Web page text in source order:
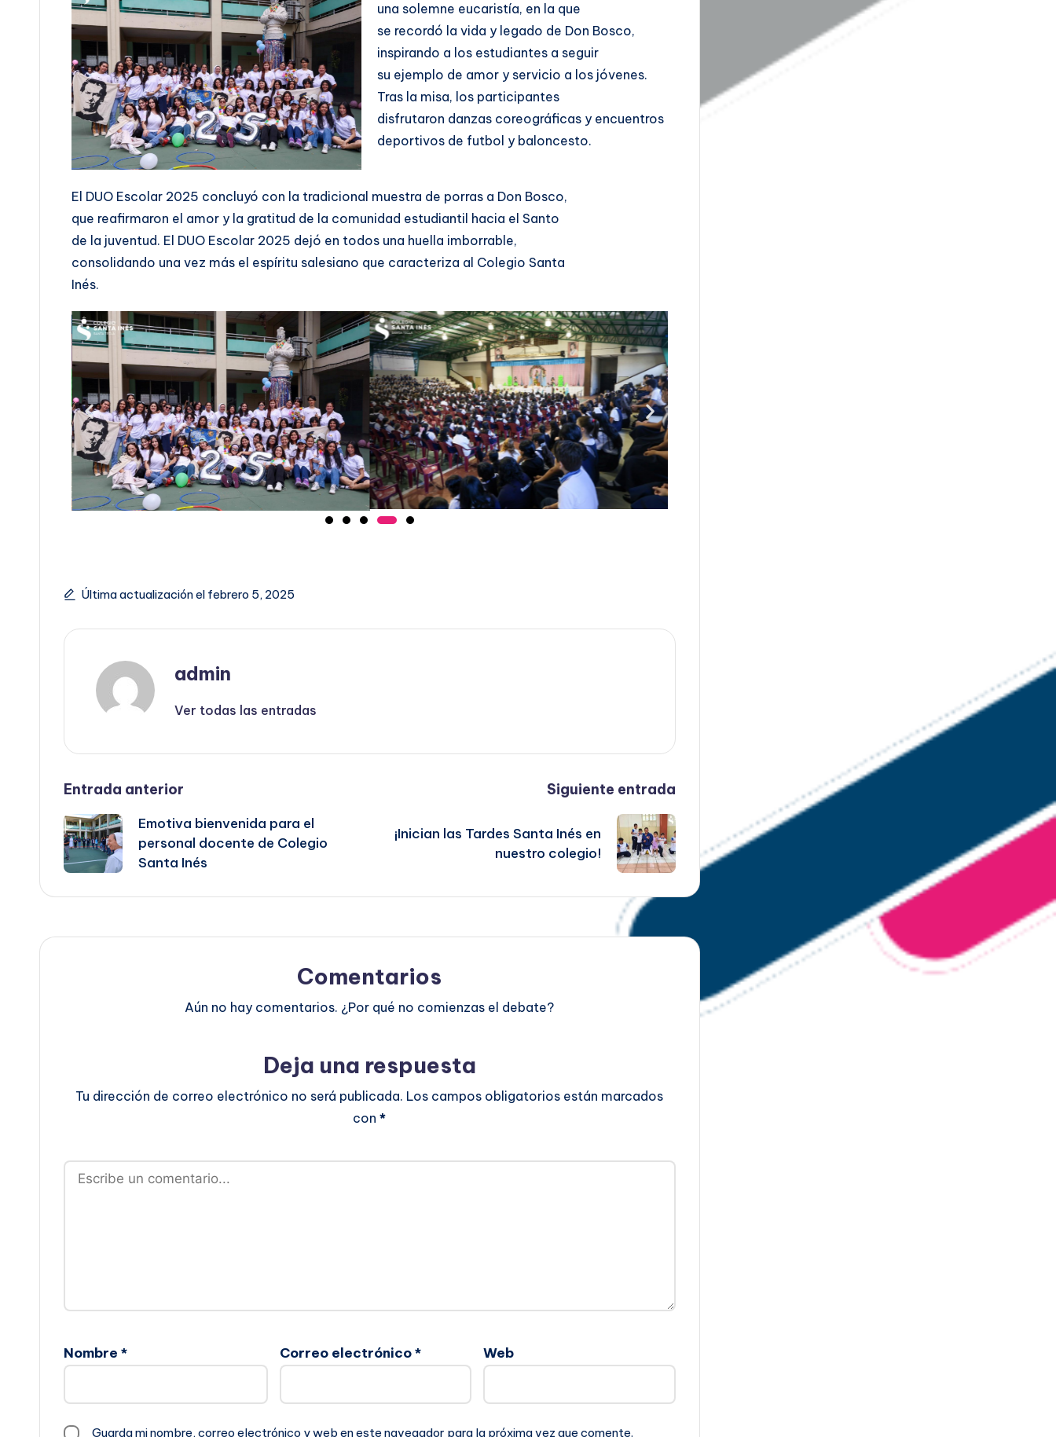
una solemne eucaristía, en la que
se recordó la vida y legado de Don Bosco,
inspirando a los estudiantes a seguir
su ejemplo de amor y servicio a los jóvenes.
Tras la misa, los participantes
disfrutaron danzas coreográficas y encuentros
deportivos de futbol y baloncesto.
El DUO Escolar 2025 concluyó con la tradicional muestra de porras a Don Bosco,
que reafirmaron el amor y la gratitud de la comunidad estudiantil hacia el Santo
de la juventud. El DUO Escolar 2025 dejó en todos una huella imborrable,
consolidando una vez más el espíritu salesiano que caracteriza al Colegio Santa
Inés.
Última actualización el febrero 5, 2025
admin
Ver todas las entradas
Entrada anterior
Emotiva bienvenida para el
personal docente de Colegio
Santa Inés
Siguiente entrada
¡Inician las Tardes Santa Inés en
nuestro colegio!
Comentarios
Aún no hay comentarios. ¿Por qué no comienzas el debate?
Deja una respuesta
Tu dirección de correo electrónico no será publicada. Los campos obligatorios están marcados
con*
Nombre * Correo electrónico* Web
Guarda mi nombre, correo electrónico y web en este navegador para la próxima vez que comente.